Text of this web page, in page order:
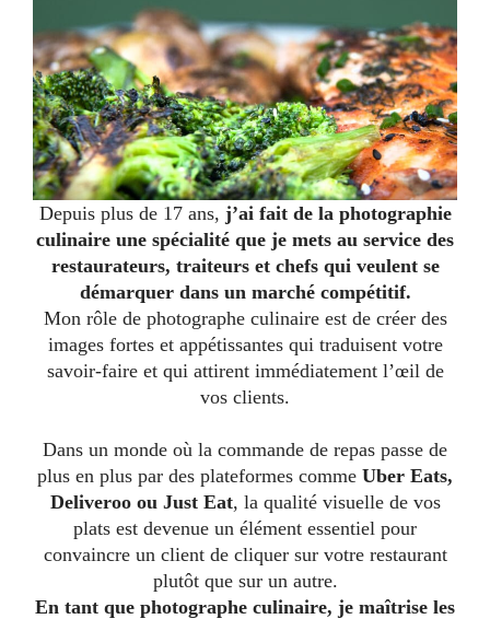
Depuis plus de 17 ans, j’ai fait de la photographie
culinaire une spécialité que je mets au service des
restaurateurs, traiteurs et chefs qui veulent se
démarquer dans un marché compétitif.
Mon rôle de photographe culinaire est de créer des
images fortes et appétissantes qui traduisent votre
savoir-faire et qui attirent immédiatement l’œil de
vos clients.
Dans un monde où la commande de repas passe de
plus en plus par des plateformes comme Uber Eats,
Deliveroo ou Just Eat, la qualité visuelle de vos
plats est devenue un élément essentiel pour
convaincre un client de cliquer sur votre restaurant
plutôt que sur un autre.
En tant que photographe culinaire, je maîtrise les